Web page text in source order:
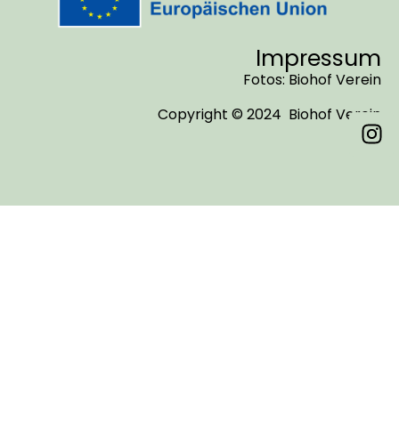
Impressum
Fotos: Biohof Verein
Copyright © 2024 Biohof Verein